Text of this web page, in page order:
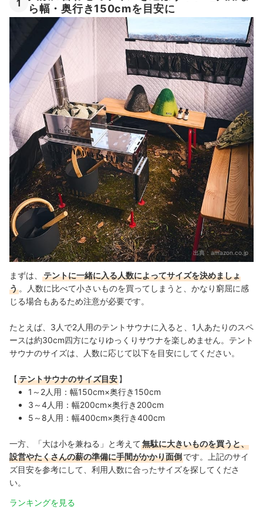
テントサウナの売れ筋ランキングもチェック！
1
ら幅・奥行き150cmを目安に
出典： amazon.co.jp
まずは、
テントに一緒に入る人数によってサイズを決めましょ
う 。人数に比べて小さいものを買ってしまうと、かなり窮屈に感
じる場合もあるため注意が必要です。
たとえば、3人で2人用のテントサウナに入ると、1人あたりのスペ
ースは約30cm四方になりゆっくりサウナを楽しめません。 テント
サウナのサイズは、人数に応じて以下を目安にしてください。
【 テントサウナのサイズ目安 】
1～2人用：幅150cm×奥行き150cm
3～4人用：幅200cm×奥行き200cm
5～8人用：幅400cm×奥行き400cm
一方、「大は小を兼ねる」と考えて無駄に大きいものを買うと、
設営やたくさんの薪の準備に手間がかかり面倒です。
上記のサイ
ズ目安を参考にして、利用人数に合ったサイズを探してくださ
い。
ランキングを見る